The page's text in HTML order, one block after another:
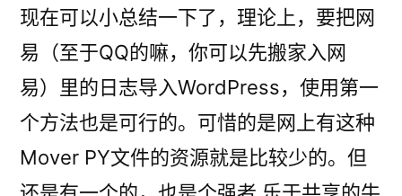
现在可以小总结一下了，理论上，要把网
易（至于QQ的嘛，你可以先搬家入网
易）里的日志导入WordPress，使用第一
个方法也是可行的。可惜的是网上有这种
Mover PY文件的资源就是比较少的。但